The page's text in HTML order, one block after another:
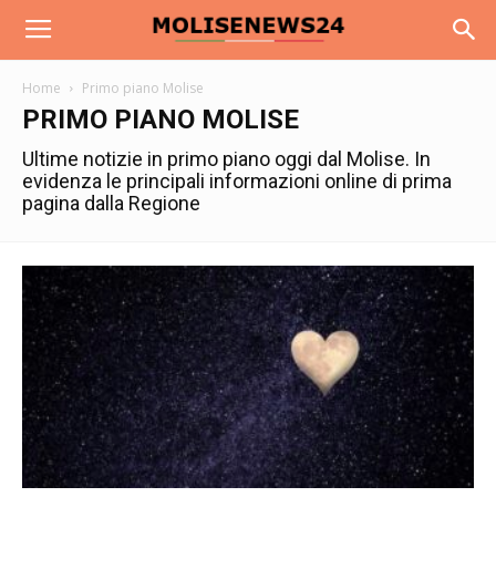
Home Primo piano Molise
PRIMO PIANO MOLISE
Ultime notizie in primo piano oggi dal Molise. In
evidenza le principali informazioni online di prima
pagina dalla Regione